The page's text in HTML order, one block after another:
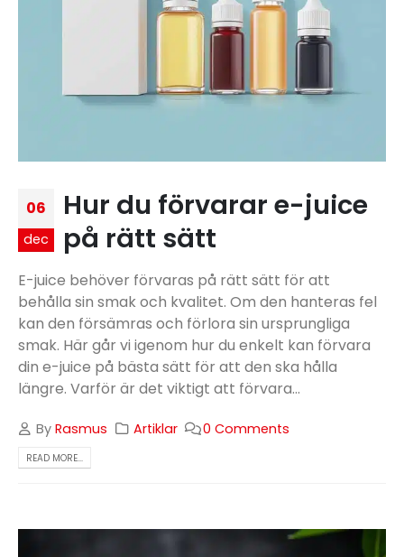
06
dec
Hur du förvarar e-juice
på rätt sätt
E-juice behöver förvaras på rätt sätt för att
behålla sin smak och kvalitet. Om den hanteras fel
kan den försämras och förlora sin ursprungliga
smak. Här går vi igenom hur du enkelt kan förvara
din e-juice på bästa sätt för att den ska hålla
längre. Varför är det viktigt att förvara...
ByRasmus Artiklar 0 Comments
READ MORE...